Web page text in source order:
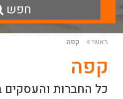
חפש
ראשי קפה
קפה
כל החברות